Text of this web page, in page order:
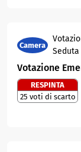
Camera
Seduta
Votazione
RESPINTA
25 voti di scarto